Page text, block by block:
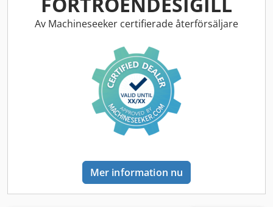
Ajzdmutoirjha
Av Machineseeker certifierade återförsäljare
Mer information nu